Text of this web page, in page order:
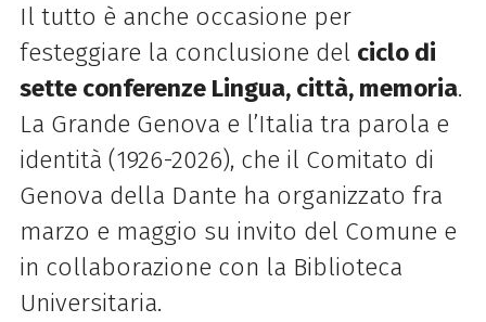
Il tutto è anche occasione per
festeggiare la conclusione del ciclo di
sette conferenze Lingua, città, memoria.
La Grande Genova e l’Italia tra parola e
identità (1926-2026), che il Comitato di
Genova della Dante ha organizzato fra
marzo e maggio su invito del Comune e
in collaborazione con la Biblioteca
Universitaria.